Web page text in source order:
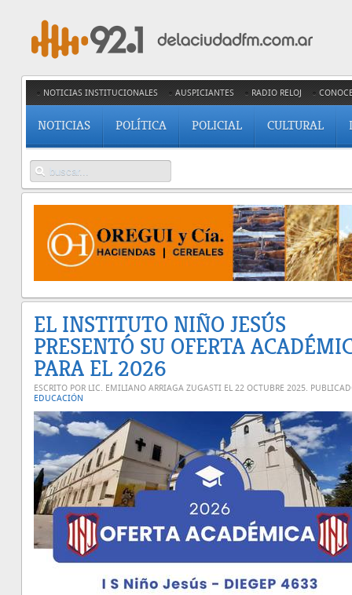
NOTICIAS INSTITUCIONALES AUSPICIANTES RADIO RELOJ
NOTICIAS POLÍTICA POLICIAL CULTURAL
EL INSTITUTO NIÑO JESÚS
PRESENTÓ SU OFERTA
PARA EL 2026
ESCRITO POR LIC. EMILIANO ARRIAGA ZUGASTI EL 22 OCTUBRE 2025.
EDUCACIÓN